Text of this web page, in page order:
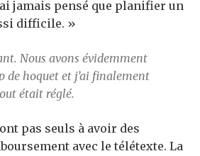
jamais pensé que planifier un
difficile. »
Nous avons évidemment
de hoquet et j’ai finalement
était réglé.
pas seuls à avoir des
avec le télétexte. La